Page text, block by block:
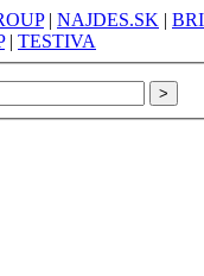
| NAJDES.SK |
| TESTIVA